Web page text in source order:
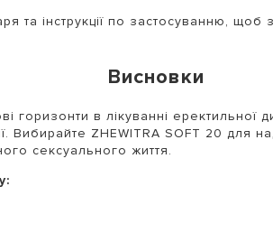
та інструкції по застосуванню,
Висновки
горизонти в лікуванні
Вибирайте ZHEWITRA SOFT 20 для
сексуального життя.